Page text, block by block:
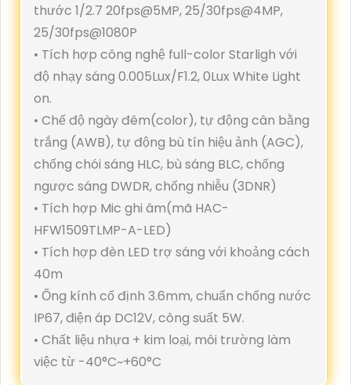
thước 1/2.7 20fps@5MP, 25/30fps@4MP,
25/30fps@1080P
• Tích hợp công nghệ full-color Starligh với
độ nhạy sáng 0.005Lux/F1.2, 0Lux White Light
on.
• Chế độ ngày đêm(color), tự động cân bằng
trắng (AWB), tự động bù tín hiệu ảnh (AGC),
chống chói sáng HLC, bù sáng BLC, chống
ngược sáng DWDR, chống nhiễu (3DNR)
• Tích hợp Mic ghi âm(mã HAC-
HFW1509TLMP-A-LED)
• Tích hợp đèn LED trợ sáng với khoảng cách
40m
• Ống kính cố định 3.6mm, chuẩn chống nước
IP67, điện áp DC12V, công suất 5W.
• Chất liệu nhựa + kim loại, môi trường làm
việc từ -40°C~+60°C